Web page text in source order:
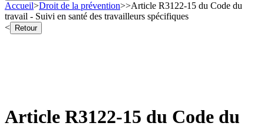
Accueil>Droit de la prévention>>Article R3122-15 du Code du
travail - Suivi en santé des travailleurs spécifiques
<
Retour
Article R3122-15 du Code du